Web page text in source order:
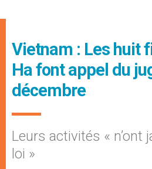
Vietnam : Les huit
Ha font appel du
décembre
Leurs activités « n’ont
loi »